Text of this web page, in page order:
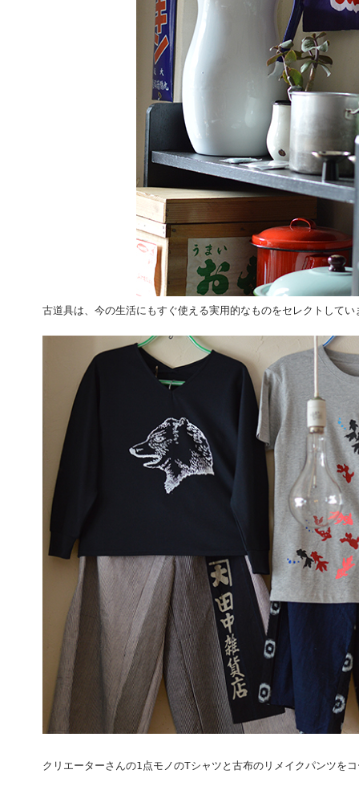
古道具は、今の生活にもすぐ使える実用的なものをセレクトしてい
クリエーターさんの1点モノのTシャツと古布のリメイクパンツを